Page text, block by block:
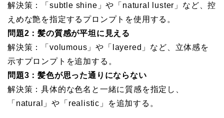
解決策：「subtle shine」や「natural luster」など、控
えめな艶を指定するプロンプトを使用する。
問題2：髪の質感が平坦に見える
解決策：「volumous」や「layered」など、立体感を
示すプロンプトを追加する。
問題3：髪色が思った通りにならない
解決策：具体的な色名と一緒に質感を指定し、
「natural」や「realistic」を追加する。